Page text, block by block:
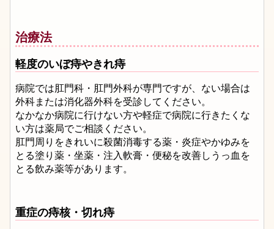
治療法
軽度のいぼ痔やきれ痔
病院では肛門科・肛門外科が専門ですが、ない場合は
外科または消化器外科を受診してください。
なかなか病院に行けない方や軽症で病院に行きたくな
い方は薬局でご相談ください。
肛門周りをきれいに殺菌消毒する薬・炎症やかゆみを
とる塗り薬・坐薬・注入軟膏・便秘を改善しうっ血を
とる飲み薬等があります。
重症の痔核・切れ痔